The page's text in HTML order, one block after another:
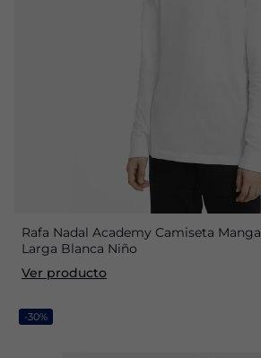
Rafa Nadal Academy Camiseta Manga
Larga Blanca Niño
Ver producto
-30%